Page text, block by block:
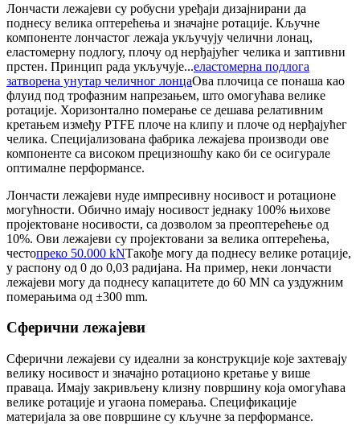
Лончасти лежајеви су робусни уређаји дизајнирани да
поднесу велика оптерећења и значајне ротације. Кључне
компоненте лончастог лежаја укључују челични лонац,
еластомерну подлогу, плочу од нерђајућег челика и заптивни
прстен. Принцип рада укључује...еластомерна подлога
затворена унутар челичног лонцаОва плочица се понаша као
флуид под трофазним напрезањем, што омогућава велике
ротације. Хоризонтално померање се дешава релативним
кретањем између PTFE плоче на клипу и плоче од нерђајућег
челика. Специјализована фабрика лежајева производи ове
компоненте са високом прецизношћу како би се осигурале
оптималне перформансе.
Лончасти лежајеви нуде импресивну носивост и ротационе
могућности. Обично имају носивост једнаку 100% њихове
пројектоване носивости, са дозволом за преоптерећење од
10%. Ови лежајеви су пројектовани за велика оптерећења,
честопреко 50.000 kNТакође могу да поднесу велике ротације,
у распону од 0 до 0,03 радијана. На пример, неки лончасти
лежајеви могу да поднесу капацитете до 60 MN са уздужним
померањима од ±300 mm.
Сферични лежајеви
Сферични лежајеви су идеални за конструкције које захтевају
велику носивост и значајно ротационо кретање у више
праваца. Имају закривљену клизну површину која омогућава
велике ротације и угаона померања. Спецификације
материјала за ове површине су кључне за перформансе.